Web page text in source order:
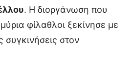
. H διοργάνωση που
φίλαθλοι ξεκίνησε με
συγκινήσεις στον